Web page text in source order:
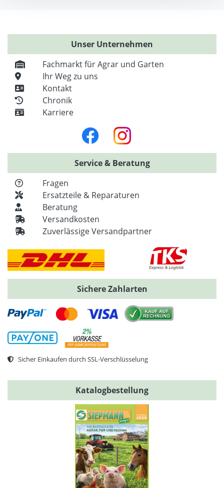
Unser Unternehmen
Fachmarkt für Agrar und Garten
Ihr Weg zu uns
Kontakt
Chronik
Karriere
Service & Beratung
Fragen
Ersatzteile & Reparaturen
Beratung
Versandkosten
Zuverlässige Versandpartner
Sichere Zahlarten
Sicher Einkaufen durch SSL-Verschlüsselung
Katalogbestellung